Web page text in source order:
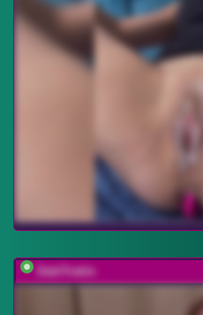
DablTrable